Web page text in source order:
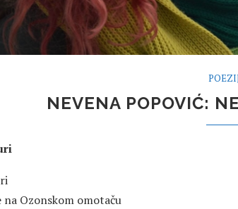
NEVENA POPOVIĆ:
Ozonskom omotaču